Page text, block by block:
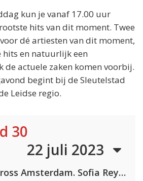
kun je vanaf 17.00 uur
hits van dit moment. Twee
dé artiesten van dit moment,
hits en natuurlijk een
de actuele zaken komen voorbij.
begint bij de Sleutelstad
Leidse regio.
30
22 juli 2023
Kris Kross Amsterdam. Sofia Reyes & Tinie Tempah